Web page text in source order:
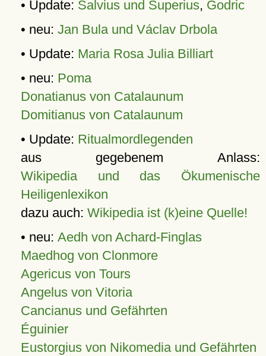
• Update: Salvius und Superius, Godric
• neu: Jan Bula und Václav Drbola
• Update: Maria Rosa Julia Billiart
• neu: Poma
Donatianus von Catalaunum
Domitianus von Catalaunum
• Update: Ritualmordlegenden
aus gegebenem Anlass:
Wikipedia und das Ökumenische
Heiligenlexikon
dazu auch: Wikipedia ist (k)eine Quelle!
• neu: Aedh von Achard-Finglas
Maedhog von Clonmore
Agericus von Tours
Angelus von Vitoria
Cancianus und Gefährten
Éguinier
Eustorgius von Nikomedia und Gefährten